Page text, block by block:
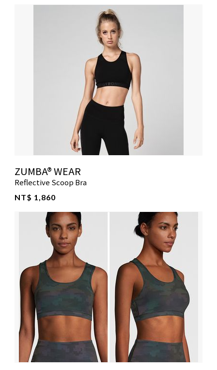
ZUMBA® WEAR
Reflective Scoop Bra
NT$ 1,860